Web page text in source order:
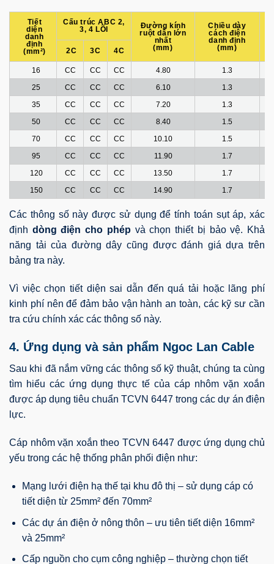
Tiết
diện
danh
định
(mm²)
Cấu trúc ABC 2,
3, 4 LÕI
Đường kính
ruột dẫn lớn
nhất
(mm)
Chiều dày
cách điện
danh định
(mm)
2C 3C 4C
16 CC CC CC 4.80 1.3
25 CC CC CC 6.10 1.3
35 CC CC CC 7.20 1.3
50 CC CC CC 8.40 1.5
70 CC CC CC 10.10 1.5
95 CC CC CC 11.90 1.7
120 CC CC CC 13.50 1.7
150 CC CC CC 14.90 1.7
Các thông số này được sử dụng để tính toán sụt áp, xác
định dòng điện cho phépvà chọn thiết bị bảo vệ. Khả
năng tải của đường dây cũng được đánh giá dựa trên
bảng tra này.
Vì việc chọn tiết diện sai dẫn đến quá tải hoặc lãng phí
kinh phí nên để đảm bảo vận hành an toàn, các kỹ sư cần
tra cứu chính xác các thông số này.
4. Ứng dụng và sản phẩm Ngoc Lan Cable
Sau khi đã nắm vững các thông số kỹ thuật, chúng ta cùng
tìm hiểu các ứng dụng thực tế của cáp nhôm vặn xoắn
được áp dụng tiêu chuẩn TCVN 6447 trong các dự án điện
lực.
Cáp nhôm vặn xoắn theo TCVN 6447 được ứng dụng chủ
yếu trong các hệ thống phân phối điện như:
Mạng lưới điện hạ thế tại khu đô thị – sử dụng cáp có
tiết diện từ 25mm² đến 70mm²
Các dự án điện ở nông thôn – ưu tiên tiết diện 16mm²
và 25mm²
Cấp nguồn cho cụm công nghiệp – thường chọn tiết